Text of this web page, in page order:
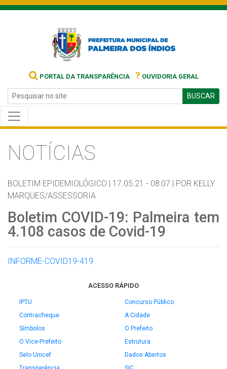
PORTAL DA TRANSPARÊNCIA ? OUVIDORIA GERAL
BUSCAR
NOTÍCIAS
BOLETIM EPIDEMIOLÓGICO | 17.05.21 - 08:07 | POR KELLY
MARQUES/ASSESSORIA
Boletim COVID-19: Palmeira tem
4.108 casos de Covid-19
INFORME-COVID19-419
ACESSO RÁPIDO
IPTU
Concurso Público
Contracheque
A Cidade
Símbolos
O Prefeito
O Vice-Prefeito
Estrutura
Selo Unicef
Dados Abertos